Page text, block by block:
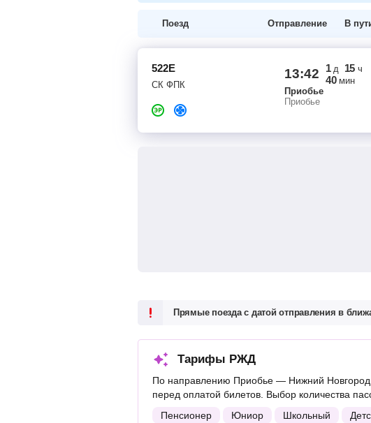
Поезд Отправление В
522Е
СК ФПК
13:42 1д 15 ч
40мин
Приобье
Приобье
Прямые поезда с датой отправления в
Тарифы РЖД
По направлению Приобье — Нижний
перед оплатой билетов. Выбор количества
Пенсионер
Юниор Школьный